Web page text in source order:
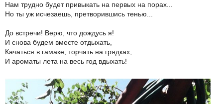
Нам трудно будет привыкать на первых на порах...
Но ты уж исчезаешь, претворившись тенью...
До встречи! Верю, что дождусь я!
И снова будем вместе отдыхать,
Качаться в гамаке, торчать на грядках,
И ароматы лета на весь год вдыхать!